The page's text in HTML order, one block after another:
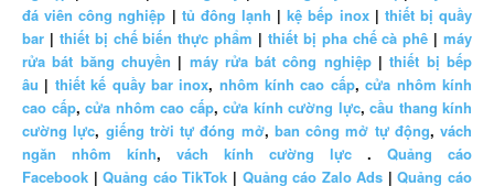
đá viên công nghiệp | tủ đông lạnh |kệ bếp inox| thiết bị quầy
bar | thiết bị chế biến thực phẩm | thiết bị pha chế cà phê | máy
rửa bát băng chuyền | máy rửa bát công nghiệp|thiết bị bếp
âu | thiết kế quầy bar inox, nhôm kính cao cấp,cửa nhôm kính
cao cấp, cửa nhôm cao cấp, cửa kính cường lực, cầu thang kính
cường lực, giếng trời tự đóng mở, ban công mở tự động, vách
ngăn nhôm kính, vách kính cường lực . Quảng cáo
Facebook |Quảng cáo TikTok | Quảng cáo Zalo Ads |Quảng cáo